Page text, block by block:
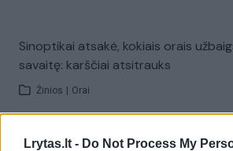
Lrytas.lt - Do Not Process My
Sinoptikai atsakė, kokiais orais
savaitę: karščiai atsitrauks
Žinios Orai
Visi įrašai